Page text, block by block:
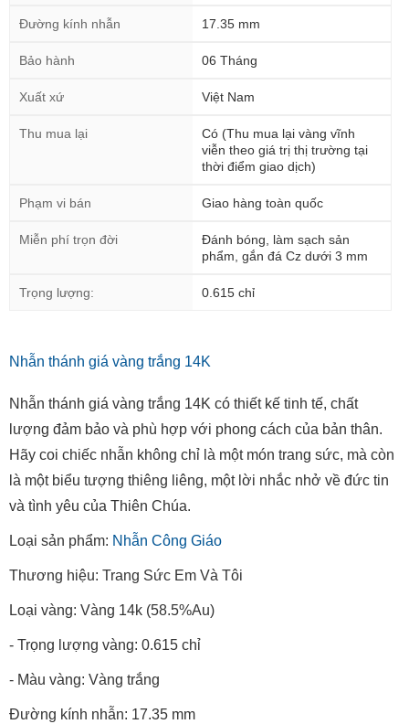
Đường kính nhẫn 17.35 mm
Bảo hành 06 Tháng
Xuất xứ Việt Nam
Thu mua lại
Có (Thu mua lại vàng vĩnh
viễn theo giá trị thị trường tại
thời điểm giao dịch)
Phạm vi bán Giao hàng toàn quốc
Miễn phí trọn đời
Đánh bóng, làm sạch sản
phẩm, gắn đá Cz dưới 3 mm
Trọng lượng: 0.615 chỉ
Nhẫn thánh giá vàng trắng 14K
Nhẫn thánh giá vàng trắng 14K có thiết kế tinh tế, chất
lượng đảm bảo và phù hợp với phong cách của bản thân.
Hãy coi chiếc nhẫn không chỉ là một món trang sức, mà còn
là một biểu tượng thiêng liêng, một lời nhắc nhở về đức tin
và tình yêu của Thiên Chúa.
Loại sản phẩm: Nhẫn Công Giáo
Thương hiệu: Trang Sức Em Và Tôi
Loại vàng: Vàng 14k (58.5%Au)
- Trọng lượng vàng: 0.615 chỉ
- Màu vàng: Vàng trắng
Đường kính nhẫn: 17.35 mm